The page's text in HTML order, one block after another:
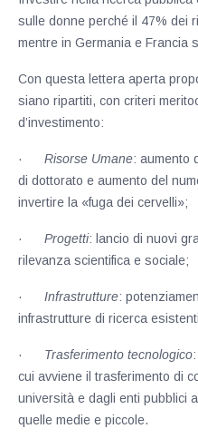
sulle donne perché il 47% dei
mentre in Germania e Francia
Con questa lettera aperta
siano ripartiti, con criteri
d’investimento:
· Risorse Umane: aumento
di dottorato e aumento del
invertire la «fuga dei cervelli»;
· Progetti: lancio di nuovi
rilevanza scientifica e sociale;
· Infrastrutture:
infrastrutture di ricerca
· Trasferimento tecnologico
cui avviene il trasferimento di
università e dagli enti pubblici
quelle medie e piccole.